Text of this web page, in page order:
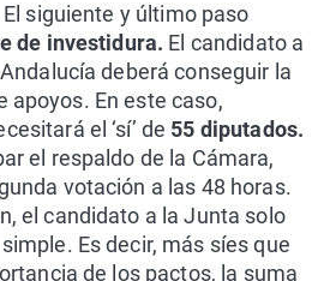
siguiente y último paso
de investidura. El candidato a
deberá conseguir la
apoyos. En este caso,
el ‘sí’ de 55 diputados.
el respaldo de la Cámara,
votación a las 48 horas.
el candidato a la Junta solo
Es decir, más síes que
de los pactos, la suma